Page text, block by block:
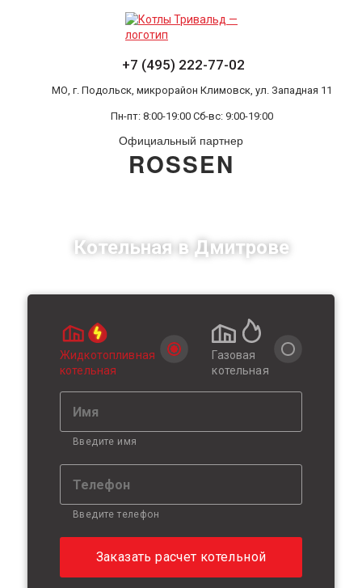
+7 (495) 222-77-02
МО, г. Подольск, микрорайон Климовск, ул. Западная 11
Пн-пт: 8:00-19:00 Cб-вс: 9:00-19:00
Официальный партнер
ROSSEN
Котельная в Дмитрове
Жидкотопливная
котельная
Газовая
котельная
Введите имя
Введите телефон